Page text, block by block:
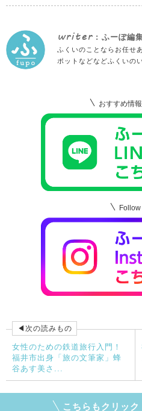
writer : ふーぽ編
ふくいのことならお任せ
ポットなどなどふくいの
おすすめ情
◀次の読みもの
女性のための鉄道旅行入門！
福井市出身「旅の文筆家」蜂
谷あす美さ...
こちらもクリッ